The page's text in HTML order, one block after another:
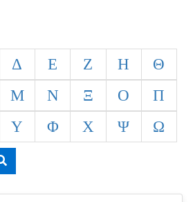
Δ Ε Ζ Η
Θ
Μ Ν Ξ Ο
Π
Υ Φ Χ Ψ Ω